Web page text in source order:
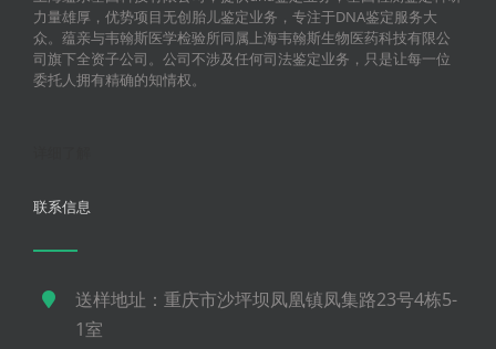
力量雄厚，优势项目无创胎儿鉴定业务，专注于DNA鉴定服务大
众。蕴亲与韦翰斯医学检验所同属上海韦翰斯生物医药科技有限公
司旗下全资子公司。公司不涉及任何司法鉴定业务，只是让每一位
委托人拥有精确的知情权。
联系信息
送样地址：重庆市沙坪坝凤凰镇凤集路23号4栋5-
1室